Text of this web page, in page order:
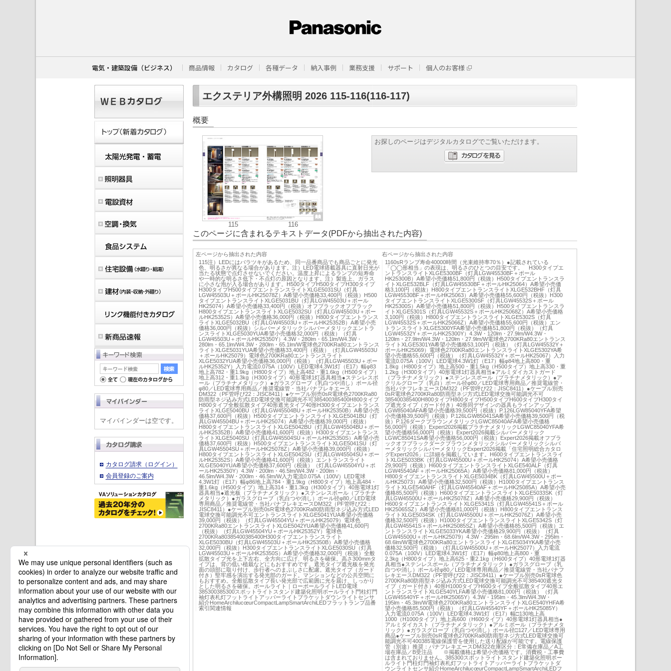
電気・建築設備（ビジネス） 商品情報 カタログ 各種データ 納入事例 業務支援 サポート 個人のお客様
エクステリア外構照明 2026 115-116(116-117)
概要
115 116
お探しのページはデジタルカタログでご覧いただけます。
このページに含まれるテキストデータ(PDFから抽出された内容)
左ページから抽出された内容
115注）LEDにはバラツキがあるため、同一品番商品でも商品ごとに発光
色、明るさが異なる場合があります。注）LED電球搭載器具に直射日光が
当たる状態で点灯させないでください。温度上昇によるランプの短寿命
や一時的な明るさ低下・不点灯の原因となります。注）製造上、ガラス
に小さな泡が入る場合があります。H500タイプH500タイプH300タイプ
H300タイプH500タイプエントランスライトXLGE5031SU（灯具
LGW45503U＋ポールHK25078Z）A希望小売価格33,400円（税抜）H500
タイプエントランスライトXLGE5031BU（灯具LGW45503U＋ポール
HK25074）A希望小売価格33,400円（税抜）オフブラックオフブラック
H800タイプエントランスライトXLGE5032SU（灯具LGW45503U＋ポー
ルHK25352S）A希望小売価格36,000円（税抜）H800タイプエントランス
ライトXLGE5032BU（灯具LGW45503U＋ポールHK25352B）A希望小売
価格36,000円（税抜）シルバーメタリックシルバーメタリックエントラ
ンスライトXLGE5030YUA希望小売価格32,000円（税抜）（灯具
LGW45503U＋ポールHK25350Y）4.3W・280lm・65.1lm/W4.3W・
280lm・65.1lm/W4.3W・280lm・65.1lm/W電球色2700KRa80エントランス
ライトXLGE5031YUA希望小売価格33,400円（税抜）（灯具LGW45503U
＋ポールHK25079）電球色2700KRa80エントランスライト
XLGE5032YUA希望小売価格36,000円（税抜）（灯具LGW45503U＋ポー
ルHK25352Y）入力電流0.075A（100V）LED電球4.3W1灯（E17）幅φ83
地上高782・重1.9kg（H800タイプ）地上高482・重1.6kg（H500タイプ）
地上高312・重1.3kg（H300タイプ）40形電球1灯器具相当●ステンレスポ
ール（プラチナメタリック）●ガラスグローブ（乳白つや消し）ポール径
φ80／LED電球専用商品／推奨電線管・当社パナフレキエース
DM322（PF管呼び22：JISC8411）●ケーブル別売0sR電球色2700KRa80
防雨型ネジ込み方式LED電球交換可能調光不可385400385400H800タイプ
H800タイプ全般拡散タイプ40形遮光タイプ40形H300タイプエントランス
ライトXLGE5040BU（灯具LGW45504BU＋ポールHK25350B）A希望小売
価格37,600円（税抜）H500タイプエントランスライトXLGE5041BU（灯
具LGW45504BU＋ポールHK25074）A希望小売価格39,000円（税抜）
H800タイプエントランスライトXLGE5042BU（灯具LGW45504BU＋ポー
ルHK25352B）A希望小売価格41,600円（税抜）H300タイプエントランス
ライトXLGE5040SU（灯具LGW45504SU＋ポールHK25350S）A希望小売
価格37,600円（税抜）H500タイプエントランスライトXLGE5041SU（灯
具LGW45504SU＋ポールHK25078Z）A希望小売価格39,000円（税抜）
H800タイプエントランスライトXLGE5042SU（灯具LGW45504SU＋ポー
ルHK25352S）A希望小売価格41,600円（税抜）エントランスライト
XLGE5040YUA希望小売価格37,600円（税抜）（灯具LGW45504YU＋ポ
ールHK25350Y）4.3W・200lm・46.5lm/W4.3W・200lm・
46.5lm/W4.3W・200lm・46.5lm/W入力電流0.075A（100V）LED電球
4.3W1灯（E17）幅φ86地上高784・重1.9kg（H800タイプ）地上高484・
重1.6kg（H500タイプ）地上高314・重1.3kg（H300タイプ）40形電球1灯
器具相当●遮光板（プラチナメタリック）●ステンレスポール（プラチナ
メタリック）●ガラスグローブ（乳白つや消し）ポール径φ80／LED電球
専用商品／推奨電線管・当社パナフレキエースDM322（PF管呼び22：
JISC8411）●ケーブル別売0sR電球色2700KRa80防雨型ネジ込み方式LED
電球交換可能調光不可エントランスライトXLGE5041YUA希望小売価格
39,000円（税抜）（灯具LGW45504YU＋ポールHK25079）電球色
2700KRa80エントランスライトXLGE5042YUA希望小売価格41,600円
（税抜）（灯具LGW45504YU＋ポールHK25352Y）電球色
2700KRa80385400385400H300タイプエントランスライト
XLGE5030BU（灯具LGW45503U＋ポールHK25350B）A希望小売価格
32,000円（税抜）H300タイプエントランスライトXLGE5030SU（灯具
LGW45503U＋ポールHK25350S）A希望小売価格32,000円（税抜）全般
拡散タイプ光を上下左右、全方向に広げ、明るさを確保。高さ300mmタ
イプは、背の低い植栽などにもおすすめです。遮光タイプ遮光板を発光
面の頭部に取り付け、歩行者へのまぶしさに配慮。遮光タイプ（ガード
付き）堅牢感を演出する発光部のガード。マンションなどの公共空間に
もおすすめ。全般拡散タイプ長い発光部で広範囲に光を届け、しっかり
とした明るさを確保。ポールライト｜ローポールライトLED電球
385300385300スポットライトスタンド建築化照明ポールライト門柱灯門
袖灯表札灯フットライトアッパーライトブラケットダウンライトセンサ
紹介HomeArchilucœurCompactLampSmartArchiLEDフラットランプ品番
索引関連情報
右ページから抽出された内容
1160sRランプ寿命40000時間（光束維持率70％）●記載されている
「◯◯形相当」の表現は、明るさのひとつの目安です。 H300タイプエ
ントランスライトXLGE5300BF（灯具LGW45530BF＋ポール
HK25300B）A希望小売価格51,800円（税抜）H500タイプエントランスラ
イトXLGE532BLF（灯具LGW45530BF＋ポールHK25064）A希望小売価
格3,100円（税抜）H800タイプエントランスライトXLGE532BHF（灯具
LGW45530BF＋ポールHK25063）A希望小売価格55,600円（税抜）H300
タイプエントランスライトXLGE5300SF（灯具LGW45532S＋ポール
HK25300S）A希望小売価格51,800円（税抜）H500タイプエントランスラ
イトXLGE5301S（灯具LGW45532S＋ポールHK25068Z）A希望小売価格
3,100円（税抜）H800タイプエントランスライトXLGE5302S（灯具
LGW45532S＋ポールHK25066Z）A希望小売価格55,600円（税抜）エン
トランスライトXLGE5300YFA希望小売価格51,800円（税抜）（灯具
LGW45532Y＋ポールHK25300Y）4.3W・120lm・27.9lm/W4.3W・
120lm・27.9lm/W4.3W・120lm・27.9lm/W電球色2700KRa80エントランス
ライトXLGE5301YA希望小売価格53,100円（税抜）（灯具LGW45532Y＋
ポールHK25069）電球色2700KRa80エントランスライトXLGE5302YA希
望小売価格55,600円（税抜）（灯具LGW45532Y＋ポールHK25067）入力
電流0.075A（100V）LED電球4.3W1灯（E17）幅φ84地上高800・重
1.8kg（H800タイプ）地上高500・重1.5kg（H500タイプ）地上高330・重
1.2kg（H300タイプ）40形電球1灯器具相当●アルミダイカストガード
（プラチナメタリック）●ステンレスポール（プラチナメタリック）●ア
クリルグローブ（乳白）ポール径φ80／LED電球専用商品／推奨電線管・
当社パナフレキエースDM322（PF管呼び22：JISC8411）●ケーブル別売
0sR電球色2700KRa80防雨型ネジ方式LED電球交換可能調光不可
385400385400H800タイプH800タイプH500タイプH600タイプH300タイ
プ遮光タイプ（ガード付き）40形同デザインの器具もラインアップ。
LGW85040AFA希望小売価格39,500円（税抜）P.126LGW85040YFA希望
小売価格39,500円（税抜）P.126LGW85041SA希望小売価格39,500円（税
抜）P.126ダークブラウンメタリックLGWC85040AFA希望小売価格
56,000円（税抜）Expert2026掲載プラチナメタリックLGWC85040YFA希
望小売価格56,000円（税抜）Expert2026掲載シルバーメタリック
LGWC85041SA希望小売価格56,000円（税抜）Expert2026掲載オフブラ
ックオフブラックダークブラウンメタリックシルバーメタリックシルバ
ーメタリックシルバーメタリックExpert2026掲載「住宅照明総合カタロ
グExpert2026」に詳細を掲載しています。H600タイプエントランスライ
トXLGE5033BK（灯具LGW45500U＋ポールHK25074）A希望小売価格
29,900円（税抜）H600タイプエントランスライトXLGE540ALF（灯具
LGW45540AF＋ポールHK25065A）A希望小売価格81,000円（税抜）
H800タイプエントランスライトXLGE5034BK（灯具LGW45500U＋ポー
ルHK25073）A希望小売価格32,500円（税抜）H1000タイプエントランス
ライトXLGE540AHF（灯具LGW45540AF＋ポールHK25085A）A希望小売
価格85,500円（税抜）H600タイプエントランスライトXLGE5033SK（灯
具LGW45500U＋ポールHK25078Z）A希望小売価格29,900円（税抜）
H600タイプエントランスライトXLGE5341S（灯具LGW45541S＋ポール
HK25065SZ）A希望小売価格81,000円（税抜）H800タイプエントランス
ライトXLGE5034SK（灯具LGW45500U＋ポールHK25076Z）A希望小売
価格32,500円（税抜）H1000タイプエントランスライトXLGE5342S（灯
具LGW45541S＋ポールHK25085SZ）A希望小売価格85,500円（税抜）エ
ントランスライトXLGE5033YKA希望小売価格29,900円（税抜）（灯具
LGW45500U＋ポールHK25079）4.3W・295lm・68.6lm/W4.3W・295lm・
68.6lm/W電球色2700KRa80エントランスライトXLGE5034YKA希望小売
価格32,500円（税抜）（灯具LGW45500U＋ポールHK25077）入力電流
0.075A（100V）LED電球4.3W1灯（E17）幅φ80地上高800・重
2.3kg（H800タイプ）地上高625・重2.1kg（H600タイプ）40形電球1灯器
具相当●ステンレスポール（プラチナメタリック）●ガラスグローブ（乳
白つや消し）ポール径φ80／LED電球専用商品／推奨電線管・当社パナフ
レキエースDM322（PF管呼び22：JISC8411）●ケーブル別売0sR電球色
2700KRa80防雨型ネジ込み方式LED電球交換可能調光不可385400遮光タ
イプ（ガード付き）40形H1000タイプH600タイプ全般拡散タイプ40形エ
ントランスライトXLGE540YLFA希望小売価格81,000円（税抜）（灯具
LGW45540YF＋ポールHK25065Y）4.3W・195lm・45.3lm/W4.3W・
195lm・45.3lm/W電球色2700KRa80エントランスライトXLGE540YHFA希
望小売価格85,500円（税抜）（灯具LGW45540YF＋ポールHK25085Y）
入力電流0.075A（100V）LED電球4.3W1灯（E17）幅□130地上高
1000（H1000タイプ）地上高600（H600タイプ）40形電球1灯器具相当●
アルミダイカスト（プラチナメタリック）●アルミポール（プラチナメタ
リック）●ガラスグローブ（乳白つや消し）ポール径□127／LED電球専用
商品●ケーブル別売0sR電球色2700KRa80防雨型ネジ方式LED電球交換可
能調光不可400385電線保護管を使用した送り配線が可能です。電線保護
管（別途）推奨：パナフレキエースDM322在庫区分：E常備在庫品／A工
場在庫品／B受注品 ※掲載価格は希望小売価格です。消費税・工事費
は含まれておりません。385300スポットライトスタンド建築化照明ポー
ルライト門柱灯門袖灯表札灯フットライトアッパーライトブラケットダ
ウンライトセンサ紹介HomeArchilucœurCompactLampSmartArchiLEDフ
マイバインダーは空です。
カタログ請求（ログイン）
会員登録のご案内